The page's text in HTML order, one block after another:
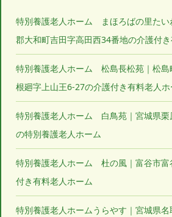
特別養護老人ホーム まほろばの里たい
郡大和町吉田字高田西34番地の介護付
特別養護老人ホーム 松島長松苑｜松島
根廻字上山王6-27の介護付き有料老人ホ
特別養護老人ホーム 白鳥苑｜宮城県栗
の特別養護老人ホーム
特別養護老人ホーム 杜の風｜富谷市富
付き有料老人ホーム
特別養護老人ホームうらやす｜宮城県